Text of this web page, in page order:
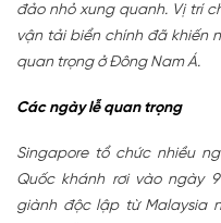
đảo nhỏ xung quanh. Vị trí
vận tải biển chính đã khiến
quan trọng ở Đông Nam Á.
Các ngày lễ quan trọng
Singapore tổ chức nhiều
Quốc khánh rơi vào ngày
giành độc lập từ Malaysia